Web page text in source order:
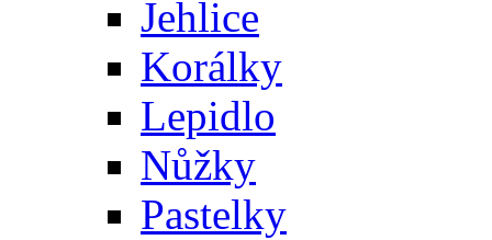
Jehlice
Korálky
Lepidlo
Nůžky
Pastelky